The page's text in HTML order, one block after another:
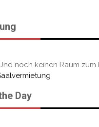
noch keinen Raum zum
Day